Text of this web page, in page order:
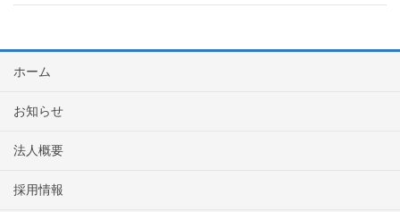
ホーム
お知らせ
法人概要
採用情報